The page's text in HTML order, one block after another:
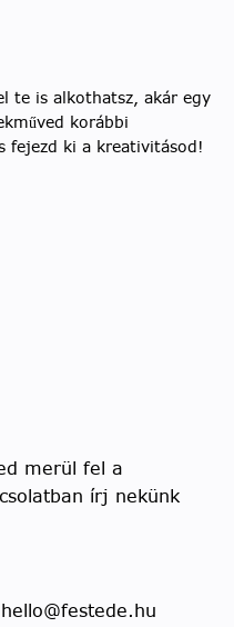
te is alkothatsz, akár egy
korábbi
fejezd ki a kreativitásod!
merül fel a
írj nekünk